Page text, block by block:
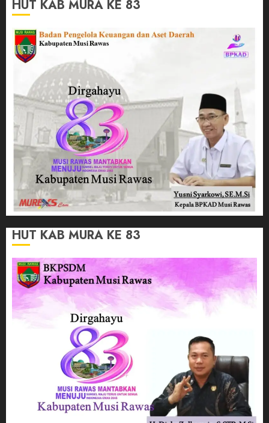
HUT KAB MURA KE 83
HUT KAB MURA KE 83